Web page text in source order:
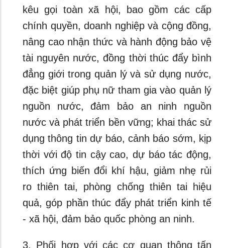
kêu gọi toàn xã hội, bao gồm các cấp
chính quyền, doanh nghiệp và cộng đồng,
nâng cao nhận thức và hành động bảo vệ
tài nguyên nước, đồng thời thúc đẩy bình
đẳng giới trong quản lý và sử dụng nước,
đặc biệt giúp phụ nữ tham gia vào quản lý
nguồn nước, đảm bảo an ninh nguồn
nước và phát triển bền vững; khai thác sử
dụng thông tin dự báo, cảnh báo sớm, kịp
thời với độ tin cậy cao, dự báo tác động,
thích ứng biến đổi khí hậu, giảm nhẹ rủi
ro thiên tai, phòng chống thiên tai hiệu
quả, góp phần thúc đẩy phát triển kinh tế
- xã hội, đảm bảo quốc phòng an ninh.
3. Phối hợp với các cơ quan thông tấn